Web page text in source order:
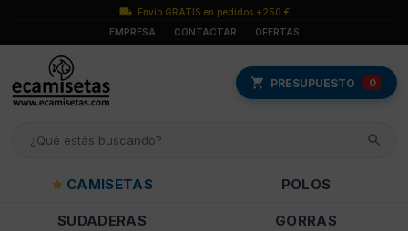
Envío GRATIS en pedidos +250 €
EMPRESA
CONTACTAR OFERTAS
PRESUPUESTO 0
CAMISETAS POLOS
SUDADERAS GORRAS